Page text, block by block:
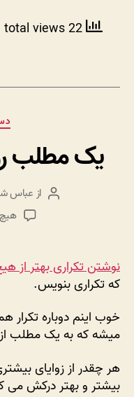
یک مطلب
نویسنده
نوشته
از عباس
نوشتن تکراری بهتر از
که تکراری بنویس.
خوب اینم دوباره
میشه که به یک مطلب از
هر چقدر از زوایای
بیشتر و بهتر درکش می